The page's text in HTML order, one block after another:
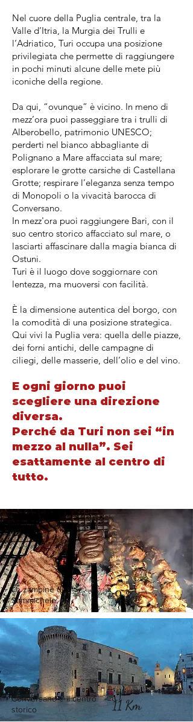
Nel cuore della Puglia centrale, tra la
Valle d’Itria, la Murgia dei Trulli e
l’Adriatico, Turi occupa una posizione
privilegiata che permette di raggiungere
in pochi minuti alcune delle mete più
iconiche della regione.
Da qui, “ovunque” è vicino. In meno di
mezz’ora puoi passeggiare tra i trulli di
Alberobello, patrimonio UNESCO;
perderti nel bianco abbagliante di
Polignano a Mare affacciata sul mare;
esplorare le grotte carsiche di Castellana
Grotte; respirare l’eleganza senza tempo
di Monopoli o la vivacità barocca di
Conversano.
In mezz'ora puoi raggiungere Bari, con il
suo centro storico affacciato sul mare, o
lasciarti affascinare dalla magia bianca di
Ostuni.
Turi è il luogo dove soggiornare con
lentezza, ma muoversi con facilità.
È la dimensione autentica del borgo, con
la comodità di una posizione strategica.
Qui vivi la Puglia vera: quella delle piazze,
dei forni antichi, delle campagne di
ciliegi, delle masserie, dell’olio e del vino.
E ogni giorno puoi
scegliere una direzione
diversa.
Perché da Turi non sei “in
mezzo al nulla”. Sei
esattamente al centro di
tutto.
Le zampine di
Sammichele
9 Km
Conversano e il centro
storico
11 Km